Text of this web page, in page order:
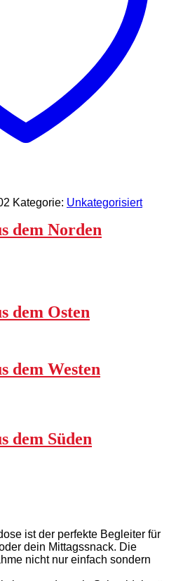
Kategorie: Unkategorisiert
dem Norden
dem Osten
dem Westen
dem Süden
ist der perfekte Begleiter für
dein Mittagssnack. Die
nicht nur einfach sondern